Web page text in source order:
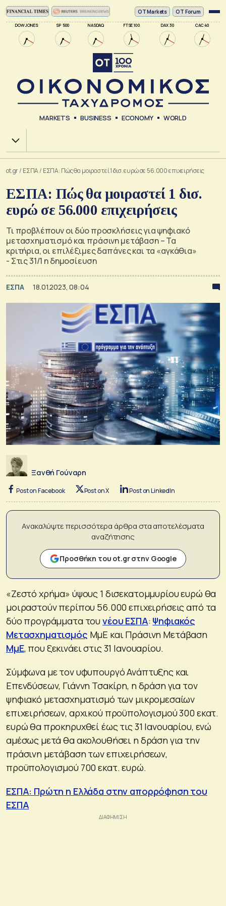
DOW JONES SP 500 NASDAQ FTSE 100 DAX 30 CAC 40
ΟΤ Markets OT Forum
MARKETS BUSINESS ECONOMY WORLD
Χ.Α.
ot.gr/ ΕΣΠΑ/ ΕΣΠΑ: Πώς θα μοιραστεί 1 δισ. ευρώ σε 56.000 επιχειρήσεις
ΕΣΠΑ: Πώς θα μοιραστεί 1 δισ.
ευρώ σε 56.000 επιχειρήσεις
Τι προβλέπουν οι δύο προσκλήσεις για ψηφιακό
μετασχηματισμό και πράσινη μετάβαση – Τα
κριτήρια, οι επιλέξιμες δαπάνες και τα «αγκάθια»
- Στις 31/1 η δημοσίευση
ΕΣΠΑ 18.01.2023, 08:04
Ξανθή Γούναρη
Post on Facebook Post on X Post on LinkedIn
Ανακαλύψτε περισσότερα άρθρα στα αποτελέσματα
αναζήτησης
Προσθήκη του ot.gr στην Google
«Ζεστό χρήμα» ύψους 1 δισεκατομμυρίου ευρώ θα
μοιραστούν περίπου 56.000 επιχειρήσεις από τα
δύο προγράμματα τουνέου ΕΣΠΑ: Ψηφιακός
Μετασχηματισμός ΜμΕ και Πράσινη Μετάβαση
ΜμΕ, που ξεκινάει στις 31 Ιανουαρίου.
Σύμφωνα με τον υφυπουργό Ανάπτυξης και
Επενδύσεων, Γιάννη Τσακίρη, η δράση για τον
ψηφιακό μετασχηματισμό των μικρομεσαίων
επιχειρήσεων, αρχικού προϋπολογισμού 300 εκατ.
ευρώ θα προκηρυχθεί έως τις 31 Ιανουαρίου, ενώ
αμέσως μετά θα ακολουθήσει η δράση για την
πράσινη μετάβαση των επιχειρήσεων,
προϋπολογισμού 700 εκατ. ευρώ.
ΕΣΠΑ: Πρώτη η Ελλάδα στην απορρόφηση του
ΕΣΠΑ